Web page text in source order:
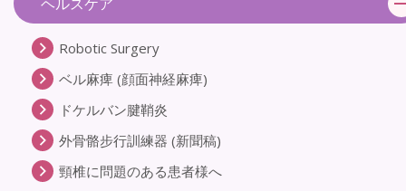
Robotic Surgery
ベル麻痺 (顔面神経麻痺)
ドケルバン腱鞘炎
外骨骼步行訓練器 (新聞稿)
頸椎に問題のある患者様へ